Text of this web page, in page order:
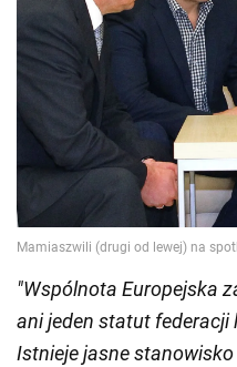
"Wspólnota Europejska
ani jeden statut federacji
Istnieje jasne